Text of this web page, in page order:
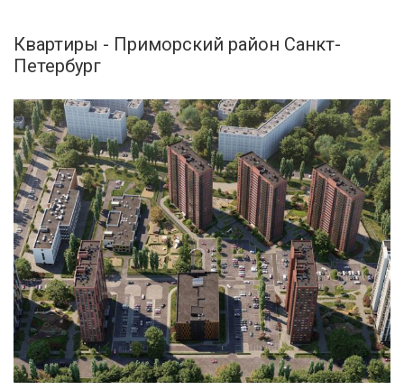
Квартиры - Приморский район Санкт-
Петербург